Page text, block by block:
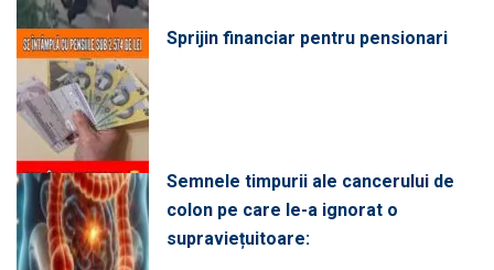
Sprijin financiar pentru pensionari
Semnele timpurii ale cancerului de
colon pe care le-a ignorat o
supraviețuitoare: